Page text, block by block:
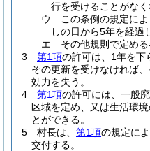
行を受けることがな
ウ
この条例の規定に
しの日から5年を経過
エ
その他規則で定め
3
第1項の許可は、1年を下
その更新を受けなければ
効力を失う。
4
第1項の許可には、一般
区域を定め、又は生活環
とができる。
5
村長は、 第1項の規定に
交付する。